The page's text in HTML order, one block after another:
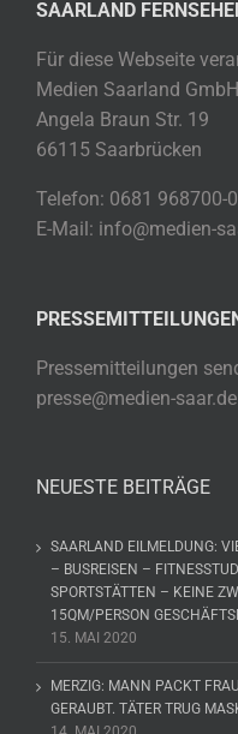
SAARLAND
Für diese Webseite
Medien Saarland GmbH
Angela Braun Str. 19
66115 Saarbrücken
Telefon: 0681 968700-0
E-Mail: info@medien-
Pressemitteilungen
presse@medien-saar.de
NEUESTE BEITRÄGE
SAARLAND EILMELDUNG:
– BUSREISEN –
SPORTSTÄTTEN – KEINE
15QM/PERSON
15. MAI 2020
MERZIG: MANN PACKT
GERAUBT. TÄTER TRUG